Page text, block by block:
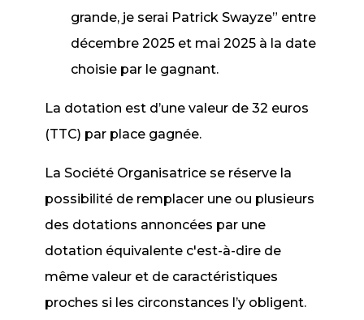
grande, je serai Patrick Swayze” entre
décembre 2025 et mai 2025 à la date
choisie par le gagnant.
La dotation est d’une valeur de 32 euros
(TTC) par place gagnée.
La Société Organisatrice se réserve la
possibilité de remplacer une ou plusieurs
des dotations annoncées par une
dotation équivalente c'est-à-dire de
même valeur et de caractéristiques
proches si les circonstances l’y obligent.